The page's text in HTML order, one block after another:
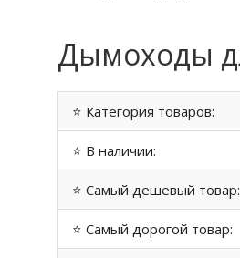
Дымоходы
⭐ Категория товаров:
⭐ В наличии:
⭐ Самый дешевый товар:
⭐ Самый дорогой товар: